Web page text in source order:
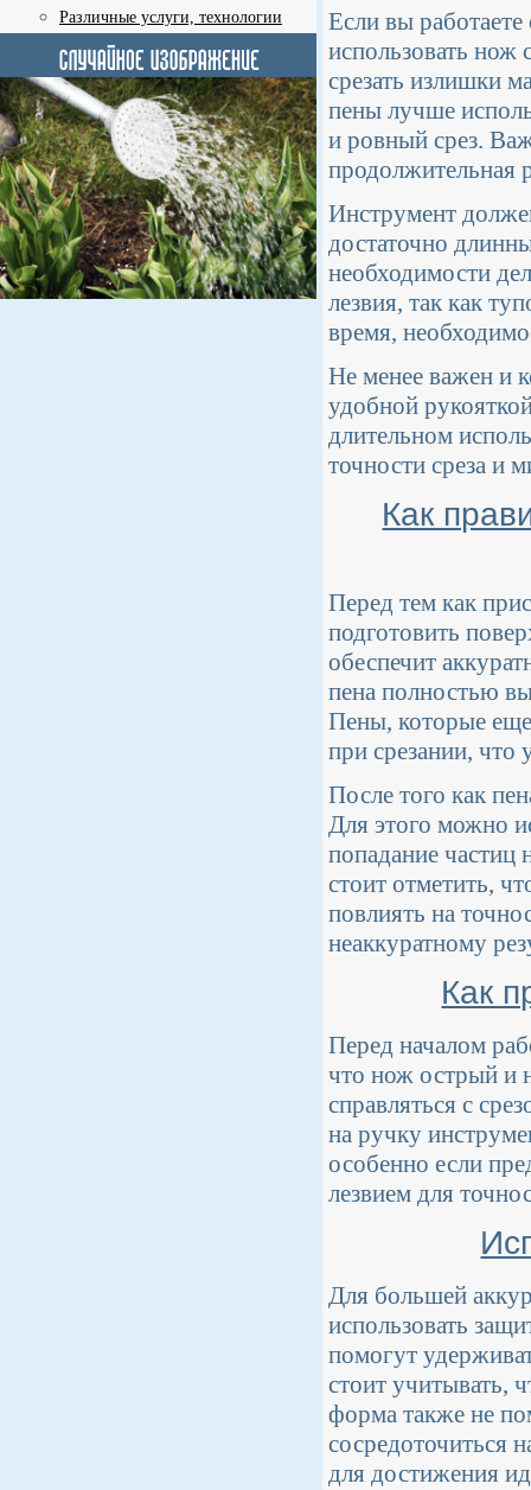
Различные услуги, технологии
Если вы
использовать нож
срезать излишки
пены лучше
и ровный срез.
продолжительная
Инструмент
достаточно
необходимости
лезвия, так как
время,
Не менее важен и
удобной
длительном
точности среза и
Как
Перед тем как
подготовить
обеспечит
пена полностью
Пены, которые еще
при срезании, что
После того как
Для этого можно
попадание частиц
стоит отметить,
повлиять на
неаккуратному
Как
Перед началом
что нож острый и
справляться с
на ручку
особенно если
лезвием для
Для большей
использовать
помогут
стоит учитывать,
форма также не
сосредоточиться
для достижения